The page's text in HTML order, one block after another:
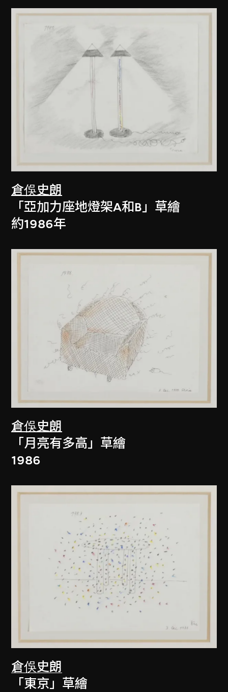
倉俁史朗
「亞加力座地燈架A和B」草繪
約1986年
倉俁史朗
「月亮有多高」草繪
1986
倉俁史朗
「東京」草繪